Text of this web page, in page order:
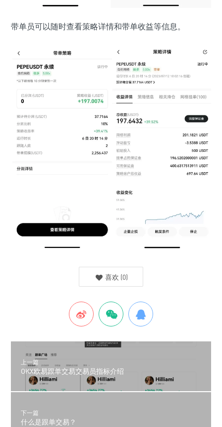
带单员可以随时查看策略详情和带单收益等信息。
喜欢 (0)
上一篇
OKX欧易跟单交易交易员指标介绍
下一篇
什么是跟单交易？